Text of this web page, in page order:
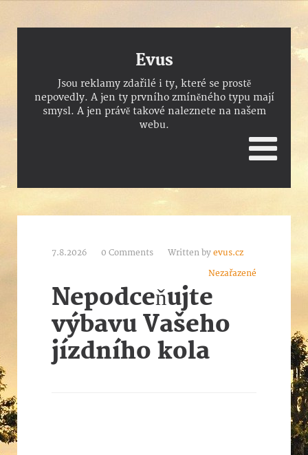
Evus
Jsou reklamy zdařilé i ty, které se prostě
nepovedly. A jen ty prvního zmíněného typu mají
smysl. A jen právě takové naleznete na našem
webu.
7.8.2026 0 Comments Written by evus.cz
Nezařazené
Nepodceňujte
výbavu Vašeho
jízdního kola